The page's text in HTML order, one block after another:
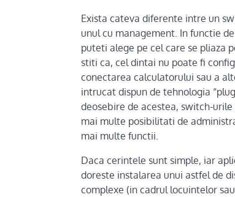
Exista cateva diferente intre un
unul cu management. In functie
puteti alege pe cel care se pliaza
stiti ca, cel dintai nu poate fi
conectarea calculatorului sau a
intrucat dispun de tehnologia
deosebire de acestea, switch-
mai multe posibilitati de
mai multe functii.
Daca cerintele sunt simple, iar
doreste instalarea unui astfel de
complexe (in cadrul locuintelor